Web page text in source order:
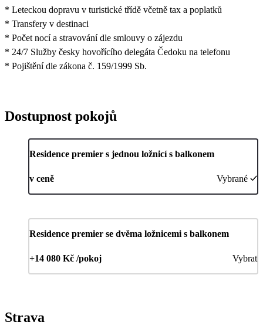
* Leteckou dopravu v turistické třídě včetně tax a poplatků
* Transfery v destinaci
* Počet nocí a stravování dle smlouvy o zájezdu
* 24/7 Služby česky hovořícího delegáta Čedoku na telefonu
* Pojištění dle zákona č. 159/1999 Sb.
Dostupnost pokojů
Residence premier s jednou ložnicí s balkonem
v ceně Vybrané
Residence premier se dvěma ložnicemi s balkonem
+14 080 Kč /pokoj Vybrat
Strava